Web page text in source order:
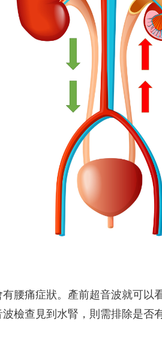
腰痛症狀。產前超音波就可以
檢查見到水腎，則需排除是否